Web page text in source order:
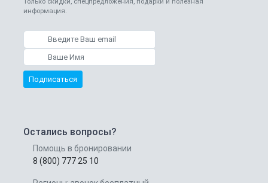
информация.
Подписаться
Остались вопросы?
Помощь в бронировании
8 (800) 777 25 10